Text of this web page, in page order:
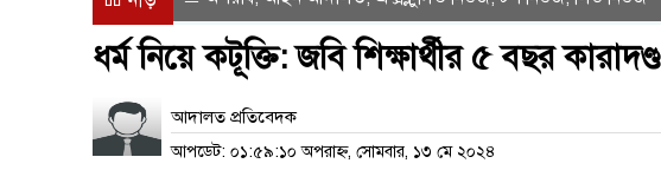
ধর্ম নিয়ে কটূক্তি: জবি শিক্ষার্থীর ৫ বছর কারাদণ্ড
আদালত প্রতিবেদক
আপডেট: ০১:৫৯:১০ অপরাহ্ন, সোমবার, ১৩ মে ২০২৪